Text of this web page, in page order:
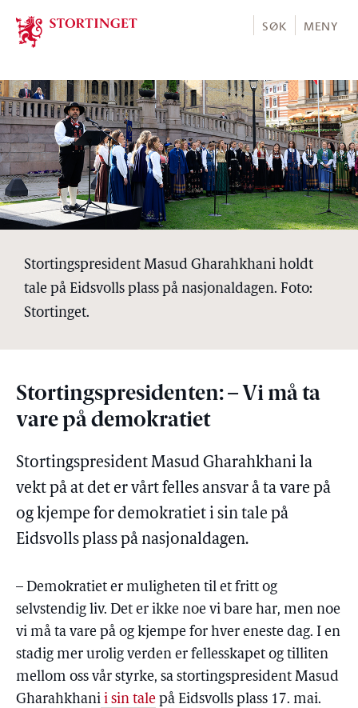
Stortinget.no
SØK MENY
Stortingspresident Masud Gharahkhani holdt
tale på Eidsvolls plass på nasjonaldagen. Foto:
Stortinget.
Stortingspresidenten: – Vi må ta
vare på demokratiet
Stortingspresident Masud Gharahkhani la
vekt på at det er vårt felles ansvar å ta vare på
og kjempe for demokratiet i sin tale på
Eidsvolls plass på nasjonaldagen.
– Demokratiet er muligheten til et fritt og
selvstendig liv. Det er ikke noe vi bare har, men noe
vi må ta vare på og kjempe for hver eneste dag. I en
stadig mer urolig verden er fellesskapet og tilliten
mellom oss vår styrke, sa stortingspresident Masud
Gharahkhani i sin tale på Eidsvolls plass 17. mai.